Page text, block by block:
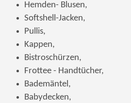
Hemden- Blusen,
Softshell-Jacken,
Pullis,
Kappen,
Bistroschürzen,
Frottee - Handtücher,
Bademäntel,
Babydecken,